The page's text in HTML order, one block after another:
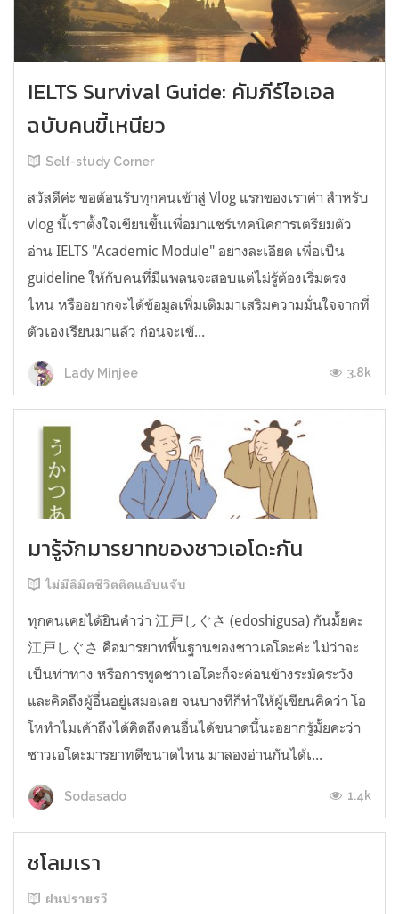
IELTS Survival Guide: คัมภีร์ไอเอล
ฉบับคนขี้เหนียว
Self-study Corner
สวัสดีค่ะ ขอต้อนรับทุกคนเข้าสู่ Vlog แรกของเราค่า สำหรับ
vlog นี้เราตั้งใจเขียนขึ้นเพื่อมาแชร์เทคนิคการเตรียมตัว
อ่าน IELTS "Academic Module" อย่างละเอียด เพื่อเป็น
guideline ให้กับคนที่มีแพลนจะสอบแต่ไม่รู้ต้องเริ่มตรง
ไหน หรืออยากจะได้ข้อมูลเพิ่มเติมมาเสริมความมั่นใจจากที่
ตัวเองเรียนมาแล้ว ก่อนจะเข้...
Lady Minjee 3.8k
มารู้จักมารยาทของชาวเอโดะกัน
ไม่มีลิมิตชีวิตติดแอ๊บแจ๊บ
ทุกคนเคยได้ยินคำว่า 江戸しぐさ (edoshigusa) กันมั้ยคะ
江戸しぐさ คือมารยาทพื้นฐานของชาวเอโดะค่ะ ไม่ว่าจะ
เป็นท่าทาง หรือการพูดชาวเอโดะก็จะค่อนข้างระมัดระวัง
และคิดถึงผู้อื่นอยู่เสมอเลย จนบางทีก็ทำให้ผู้เขียนคิดว่า โอ
โหทำไมเค้าถึงได้คิดถึงคนอื่นได้ขนาดนี้นะอยากรู้มั้ยคะว่า
ชาวเอโดะมารยาทดีขนาดไหน มาลองอ่านกันได้เ...
Sodasado 1.4k
ชโลมเรา
ฝนปรายรวี